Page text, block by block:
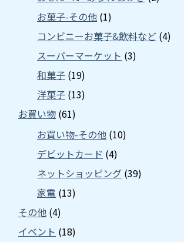
お菓子-その他 (1)
コンビニーお菓子&飲料など (4)
スーパーマーケット (3)
和菓子 (19)
洋菓子 (13)
お買い物 (61)
お買い物-その他 (10)
デビットカード (4)
ネットショッピング (39)
家電 (13)
その他 (4)
イベント (18)